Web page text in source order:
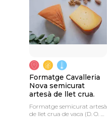
Formatge Cavalleria
Nova semicurat
artesà de llet crua.
Formatge semicurat artesà
de llet crua de vaca (D. O. P.